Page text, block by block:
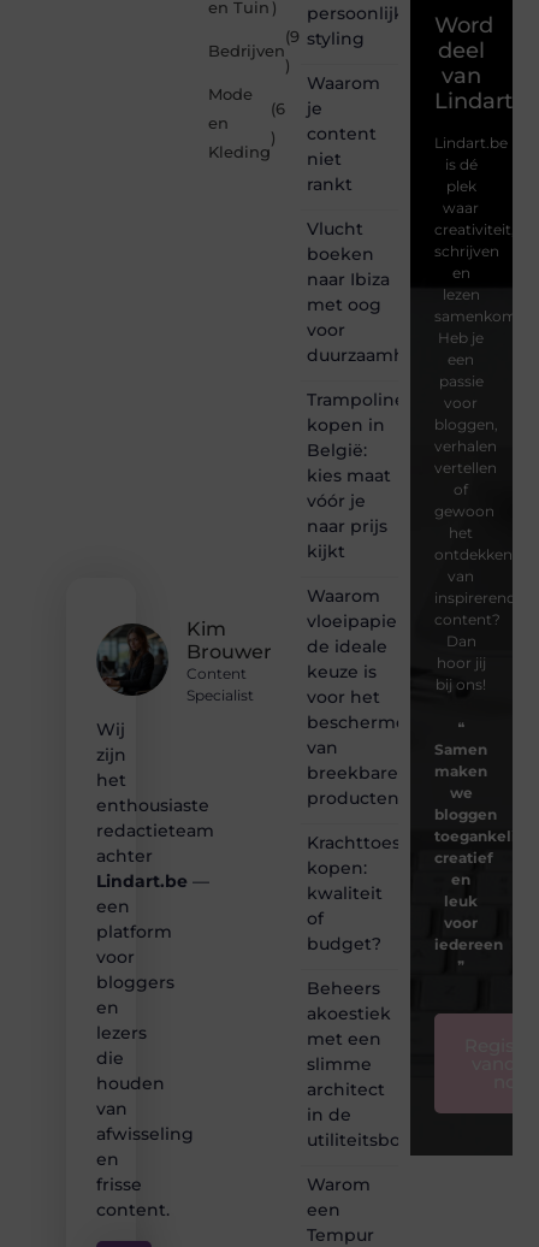
Kim
Brouwer
Content
Specialist
Wij
zijn
het
enthousiaste
redactieteam
achter
Lindart.be —
een
platform
voor
bloggers
en
lezers
die
houden
van
afwisseling
en
frisse
content.
en Tuin )
Bedrijven
(9
)
Mode
en
Kleding
(6
)
persoonlijke
styling
Waarom
je
content
niet
rankt
Vlucht
boeken
naar Ibiza
met oog
voor
duurzaamheid
Trampoline
kopen in
België:
kies maat
vóór je
naar prijs
kijkt
Waarom
vloeipapier
de ideale
keuze is
voor het
beschermen
van
breekbare
producten
Krachttoestel
kopen:
kwaliteit
of
budget?
Beheers
akoestiek
met een
slimme
architect
in de
utiliteitsbouw
Warom
een
Tempur
Word
deel
van
Lindart.be
is dé
plek
waar
creativiteit,
schrijven
en
lezen
samenkomen.
Heb je
een
passie
voor
bloggen,
verhalen
vertellen
of
gewoon
het
ontdekken
van
inspirerende
content?
Dan
hoor jij
bij ons!
❝
Samen
maken
we
bloggen
toegankelijk,
creatief
en
leuk
voor
iedereen
❞